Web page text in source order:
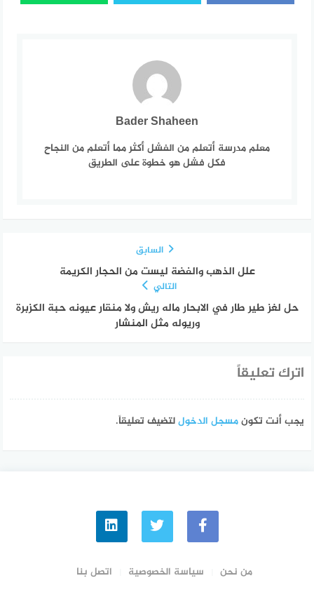
Bader Shaheen
معلم مدرسة أتعلم من الفشل أكثر مما أتعلم من النجاح
فكل فشل هو خطوة على الطريق
السابق
علل الذهب والفضة ليست من الحجار الكريمة
التالي
حل لغز طير طار في الابحار ماله ريش ولا منقار عيونه حبة الكزبرة
وريوله مثل المنشار
اترك تعليقاً
يجب أنت تكونمسجل الدخوللتضيف تعليقاً.
من نحن سياسة الخصوصية اتصل بنا